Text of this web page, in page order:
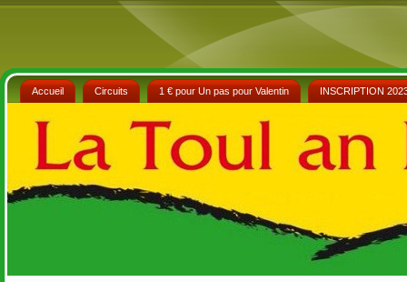
Accueil Circuits 1 € pour Un pas pour Valentin INSCRIPTION